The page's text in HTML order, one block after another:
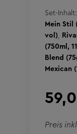
Set-Inhalt:
Mein Stil
vol),
(750ml,
Blend
Mexican
Preis